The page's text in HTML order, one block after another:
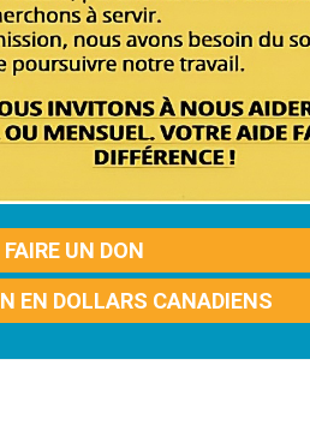
FAIRE UN DON
EN DOLLARS CANADIENS